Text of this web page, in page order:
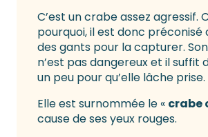
C’est un crabe assez agressif.
pourquoi, il est donc
des gants pour la capturer.
n’est pas dangereux et il suffit
un peu pour qu’elle lâche prise.
Elle est surnommée le « crabe
cause de ses yeux rouges.